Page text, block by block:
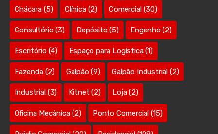
Chácara (5) Clínica (2) Comercial (30)
Consultório (3) Depósito (5) Engenho (2)
Escritório (4) Espaço para Logística (1)
Fazenda (2) Galpão (9) Galpão Industrial (2)
Industrial (3) Kitnet (2) Loja (2)
Oficina Mecânica (2) Ponto Comercial (15)